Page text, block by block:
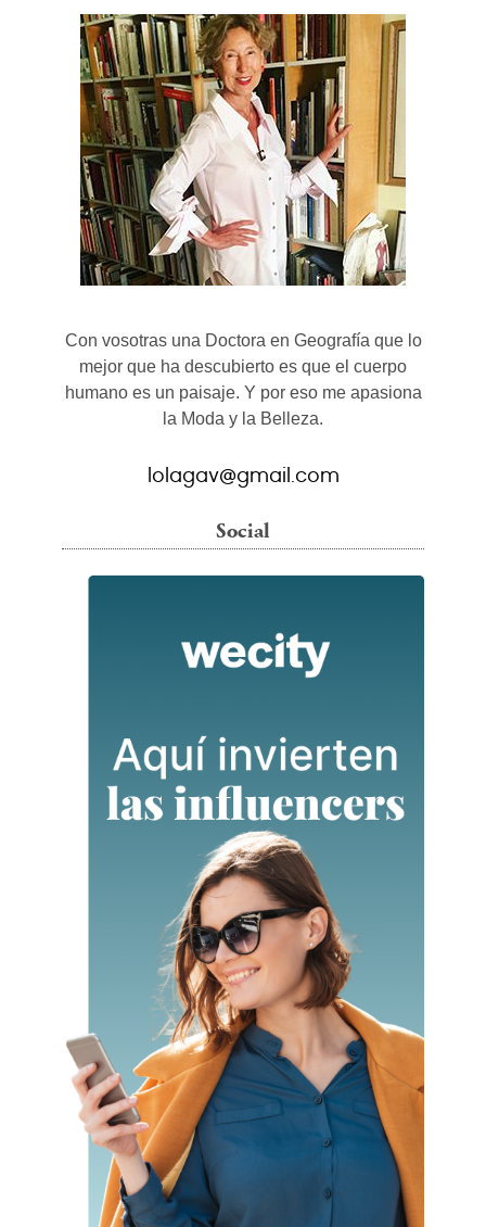
Con vosotras una Doctora en Geografía que lo
mejor que ha descubierto es que el cuerpo
humano es un paisaje. Y por eso me apasiona
la Moda y la Belleza.
lolagav@gmail.com
Social